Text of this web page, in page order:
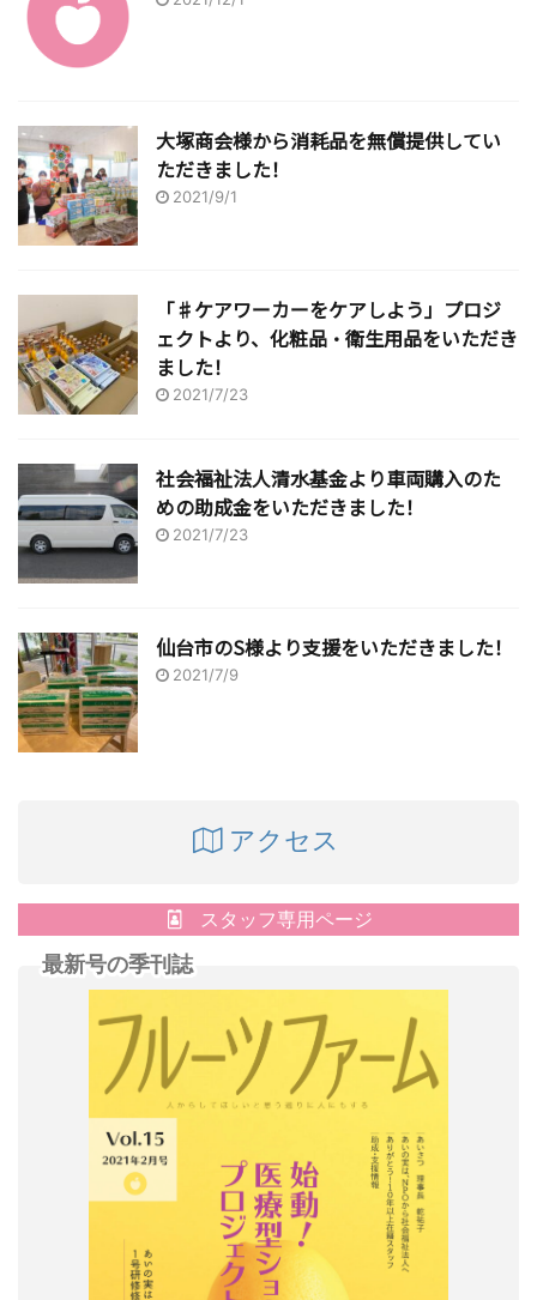
大塚商会様から消耗品を無償提供してい
ただきました！
2021/9/1
「♯ケアワーカーをケアしよう」プロジ
ェクトより、化粧品・衛生用品をいただき
ました！
2021/7/23
社会福祉法人清水基金より車両購入のた
めの助成金をいただきました！
2021/7/23
仙台市のS様より支援をいただきました！
2021/7/9
アクセス
スタッフ専用ページ
最新号の季刊誌